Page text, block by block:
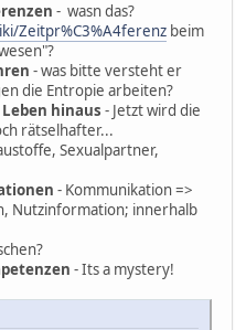
- wasn das?
Zeitpr%C3%A4ferenz beim
- was bitte versteht er
die Entropie arbeiten?
hinaus - Jetzt wird die
rätselhafter...
Sexualpartner,
- Kommunikation =>
Nutzinformation; innerhalb
- Its a mystery!